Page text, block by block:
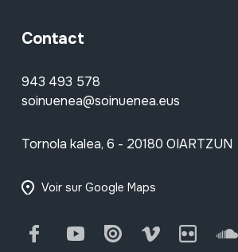
Contact
943 493 578
soinuenea@soinuenea.eus
Tornola kalea, 6 - 20180 OIARTZUN
Voir sur Google Maps
FacebookYoutube Issuu Vimeo Flickr